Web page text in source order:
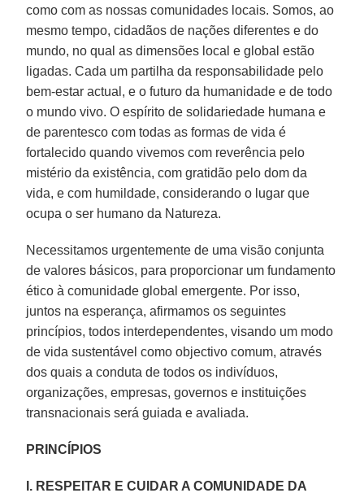
como com as nossas comunidades locais. Somos, ao
mesmo tempo, cidadãos de nações diferentes e do
mundo, no qual as dimensões local e global estão
ligadas. Cada um partilha da responsabilidade pelo
bem-estar actual, e o futuro da humanidade e de todo
o mundo vivo. O espírito de solidariedade humana e
de parentesco com todas as formas de vida é
fortalecido quando vivemos com reverência pelo
mistério da existência, com gratidão pelo dom da
vida, e com humildade, considerando o lugar que
ocupa o ser humano da Natureza.
Necessitamos urgentemente de uma visão conjunta
de valores básicos, para proporcionar um fundamento
ético à comunidade global emergente. Por isso,
juntos na esperança, afirmamos os seguintes
princípios, todos interdependentes, visando um modo
de vida sustentável como objectivo comum, através
dos quais a conduta de todos os indivíduos,
organizações, empresas, governos e instituições
transnacionais será guiada e avaliada.
PRINCÍPIOS
I. RESPEITAR E CUIDAR A COMUNIDADE DA